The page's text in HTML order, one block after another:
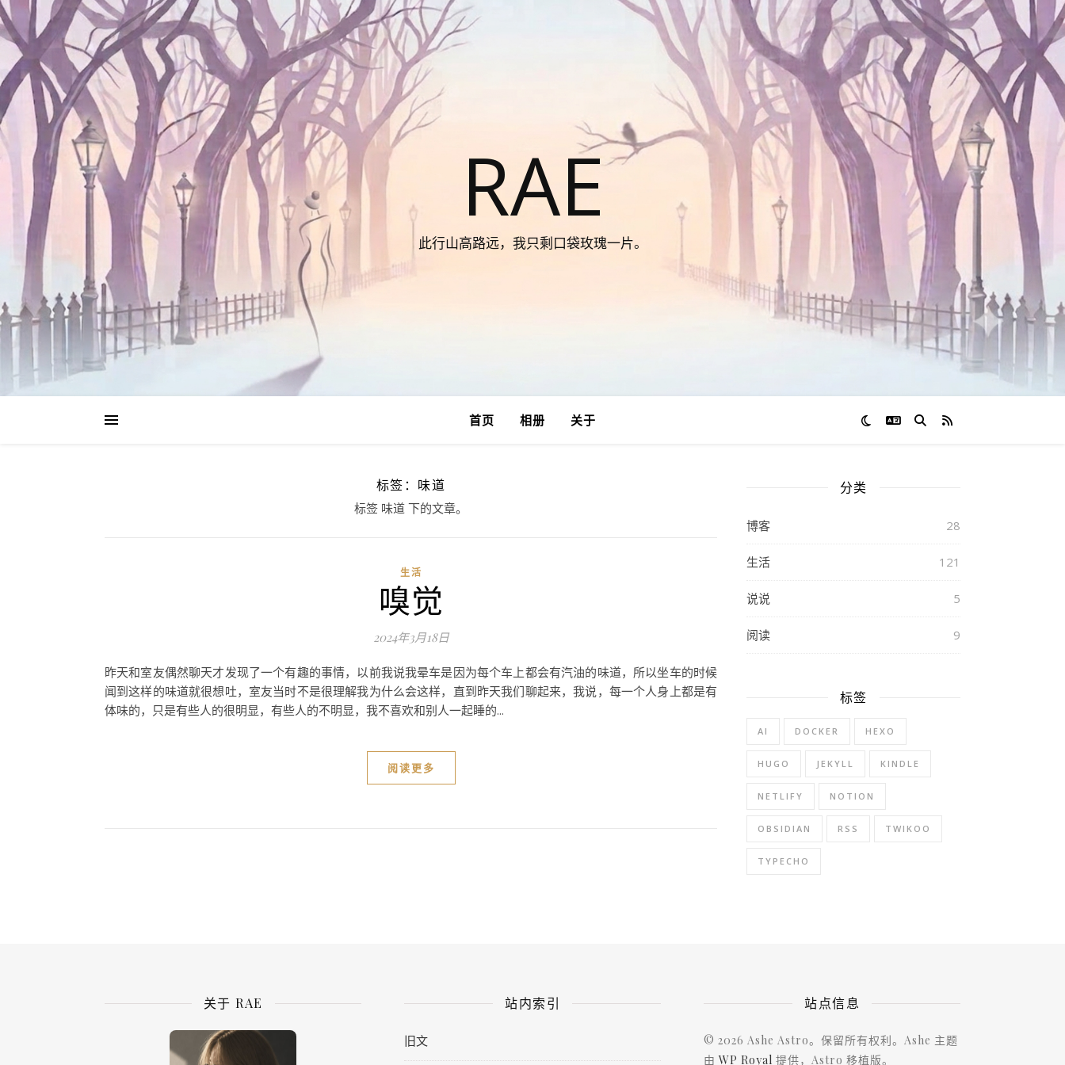
RAE
此行山高路远，我只剩口袋玫瑰一片。
切换语言RSS 订阅
首页 相册 关于
标签：味道
标签 味道 下的文章。
生活
嗅觉
2024年3月18日
昨天和室友偶然聊天才发现了一个有趣的事情，以前我说我晕车是因为每个车上都会有汽油的味道，所以坐车的时候
闻到这样的味道就很想吐，室友当时不是很理解我为什么会这样，直到昨天我们聊起来，我说，每一个人身上都是有
体味的，只是有些人的很明显，有些人的不明显，我不喜欢和别人一起睡的...
阅读更多
分类
博客 28
生活 121
说说 5
阅读 9
标签
AI DOCKER HEXO
HUGO JEKYLL KINDLE
NETLIFY NOTION
OBSIDIAN RSS TWIKOO
TYPECHO
关于 RAE 站内索引
旧文
站点信息
© 2026 Ashe Astro。保留所有权利。Ashe 主题
由 WP Royal 提供，Astro 移植版。